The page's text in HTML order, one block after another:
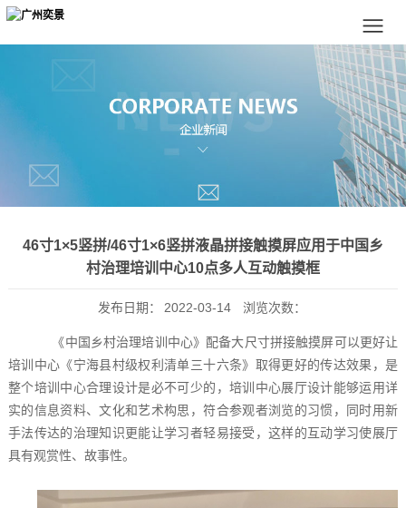
46寸1×5竖拼/46寸1×6竖拼液晶拼接触摸屏应用于中国乡
村治理培训中心10点多人互动触摸框
发布日期： 2022-03-14 浏览次数：
《中国乡村治理培训中心》配备大尺寸拼接触摸屏可以更好让
培训中心《宁海县村级权利清单三十六条》取得更好的传达效果，是
整个培训中心合理设计是必不可少的，培训中心展厅设计能够运用详
实的信息资料、文化和艺术构思，符合参观者浏览的习惯，同时用新
手法传达的治理知识更能让学习者轻易接受，这样的互动学习使展厅
具有观赏性、故事性。